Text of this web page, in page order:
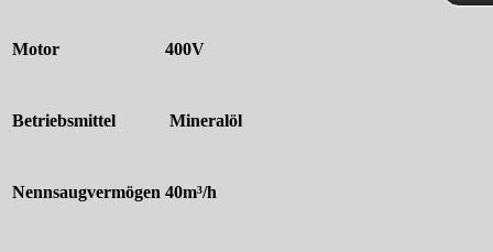
Motor 400V
Betriebsmittel Mineralöl
Nennsaugvermögen 40m³/h